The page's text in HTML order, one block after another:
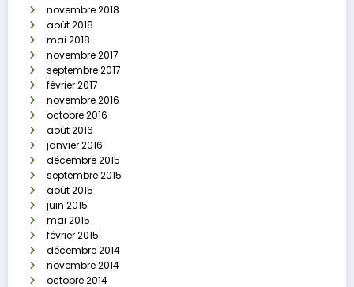
novembre 2018
août 2018
mai 2018
novembre 2017
septembre 2017
février 2017
novembre 2016
octobre 2016
août 2016
janvier 2016
décembre 2015
septembre 2015
août 2015
juin 2015
mai 2015
février 2015
décembre 2014
novembre 2014
octobre 2014